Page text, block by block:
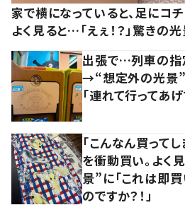
家で横になっていると、足にコ
よく見ると…「えぇ！？」驚きの
出張で…列車の
→“想定外の光景”
「連れて行ってあげ
「こんなん買って
を衝動買い。よく
景”に「これは即
のですか？！」